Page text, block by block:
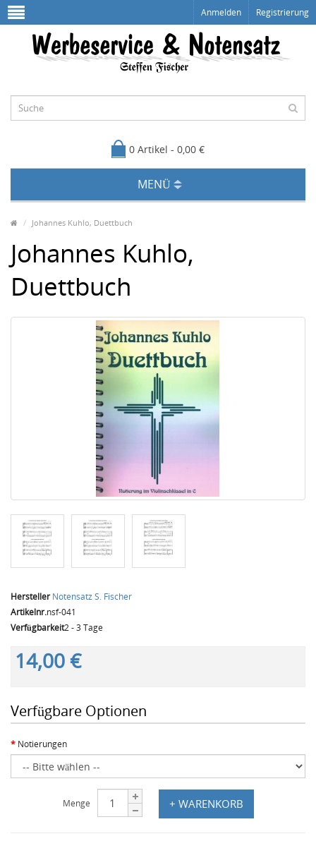
Anmelden Registrierung
0 Artikel - 0,00 €
MENÜ
Johannes Kuhlo, Duettbuch
Johannes Kuhlo,
Duettbuch
Hersteller Notensatz S. Fischer
Artikelnr.nsf-041
Verfügbarkeit2 - 3 Tage
14,00 €
Verfügbare Optionen
Notierungen
Menge + WARENKORB